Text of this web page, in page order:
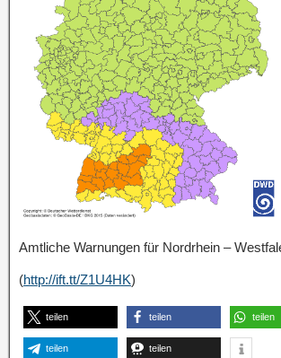
Amtliche Warnungen für Nordrhein –
(http://ift.tt/Z1U4HK)
teilen teilen teilen
teilen teilen